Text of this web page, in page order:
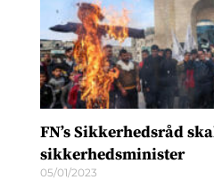
FN’s Sikkerhedsråd
sikkerhedsminister
05/01/2023